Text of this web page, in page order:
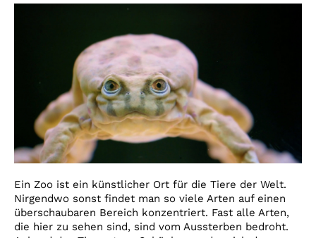
Ein Zoo ist ein künstlicher Ort für die Tiere der Welt.
Nirgendwo sonst findet man so viele Arten auf einen
überschaubaren Bereich konzentriert. Fast alle Arten,
die hier zu sehen sind, sind vom Aussterben bedroht.